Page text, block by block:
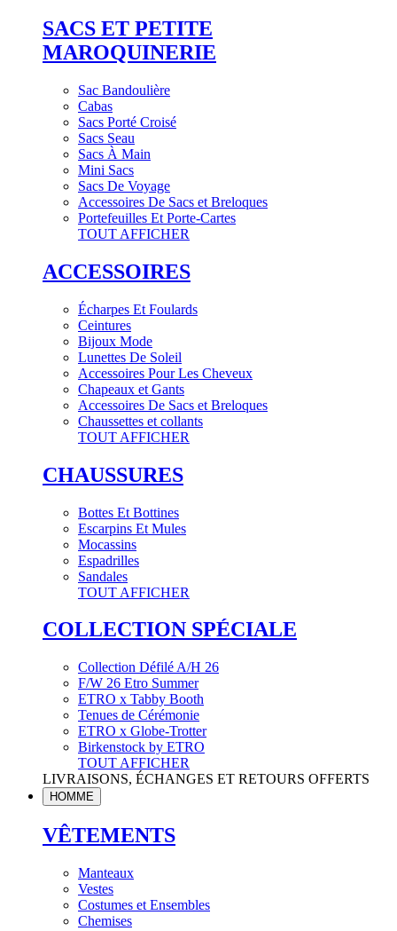
SACS ET PETITE
MAROQUINERIE
Sac Bandoulière
Cabas
Sacs Porté Croisé
Sacs Seau
Sacs À Main
Mini Sacs
Sacs De Voyage
Accessoires De Sacs et Breloques
Portefeuilles Et Porte-Cartes
TOUT AFFICHER
ACCESSOIRES
Écharpes Et Foulards
Ceintures
Bijoux Mode
Lunettes De Soleil
Accessoires Pour Les Cheveux
Chapeaux et Gants
Accessoires De Sacs et Breloques
Chaussettes et collants
TOUT AFFICHER
CHAUSSURES
Bottes Et Bottines
Escarpins Et Mules
Mocassins
Espadrilles
Sandales
TOUT AFFICHER
COLLECTION SPÉCIALE
Collection Défilé A/H 26
F/W 26 Etro Summer
ETRO x Tabby Booth
Tenues de Cérémonie
ETRO x Globe-Trotter
Birkenstock by ETRO
TOUT AFFICHER
LIVRAISONS, ÉCHANGES ET RETOURS OFFERTS
HOMME
VÊTEMENTS
Manteaux
Vestes
Costumes et Ensembles
Chemises